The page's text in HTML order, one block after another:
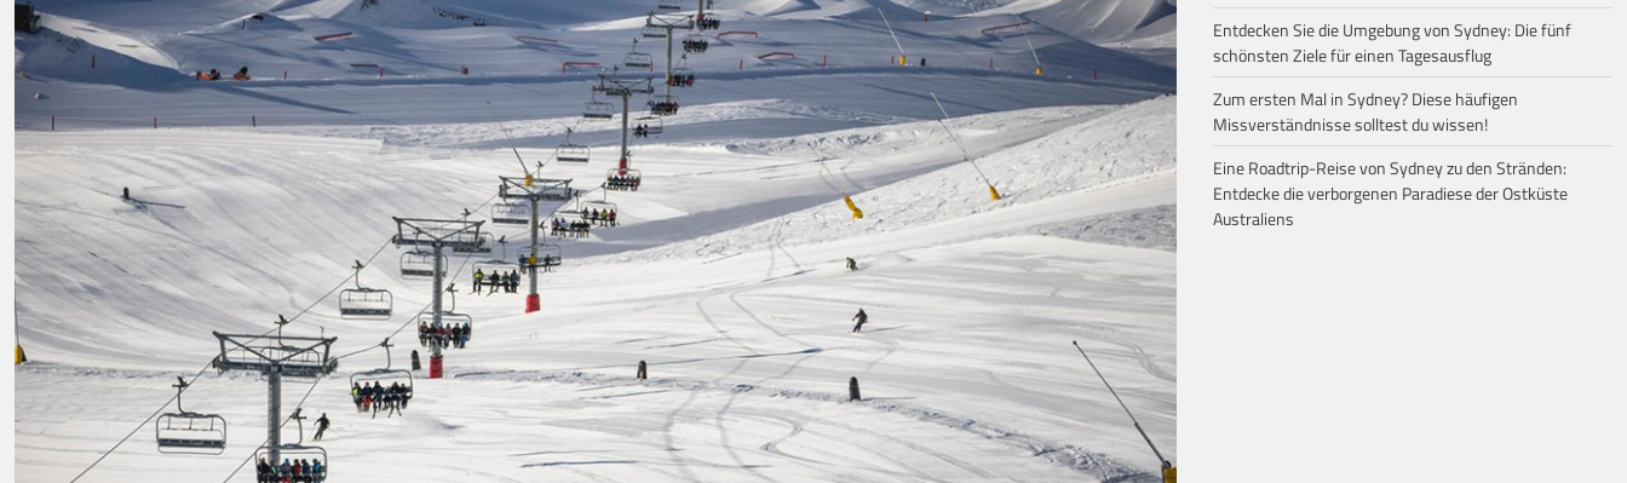
Entdecken Sie die Umgebung von Sydney: Die fünf
schönsten Ziele für einen Tagesausflug
Zum ersten Mal in Sydney? Diese häufigen
Missverständnisse solltest du wissen!
Eine Roadtrip-Reise von Sydney zu den Stränden:
Entdecke die verborgenen Paradiese der Ostküste
Australiens